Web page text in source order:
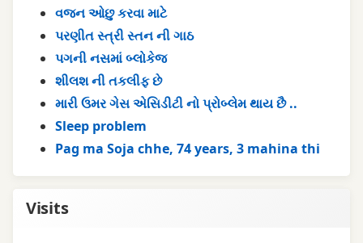
વજન ઓછુ કરવા માટે
પરણીત સ્ત્રી સ્તન ની ગાઠ
પગની નસમાં બ્લોકેજ
શીલશ ની તકલીફ છે
મારી ઉમર ગેસ એસિડીટી નો પ્રોબ્લેમ થાય છૈ ..
Sleep problem
Pag ma Soja chhe, 74 years, 3 mahina thi
Visits